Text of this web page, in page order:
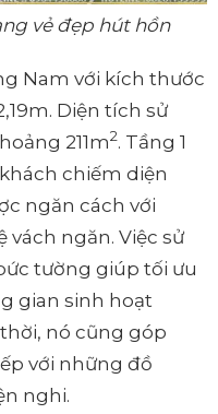
vẻ đẹp hút hồn
Nam với kích thước
Diện tích sử
211m2. Tầng 1
chiếm diện
ngăn cách với
vách ngăn. Việc sử
tường giúp tối ưu
gian sinh hoạt
nó cũng góp
với những đồ
nghi.